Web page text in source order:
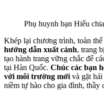
Phụ huynh bạn Hiếu
Khép lại chương trình, toàn
hướng dẫn xuất cảnh, trang
tạo hành trang vững chắc để
tại Hàn Quốc. Chúc các bạn
với môi trường mới và gặt
niềm tự hào cho gia đình,